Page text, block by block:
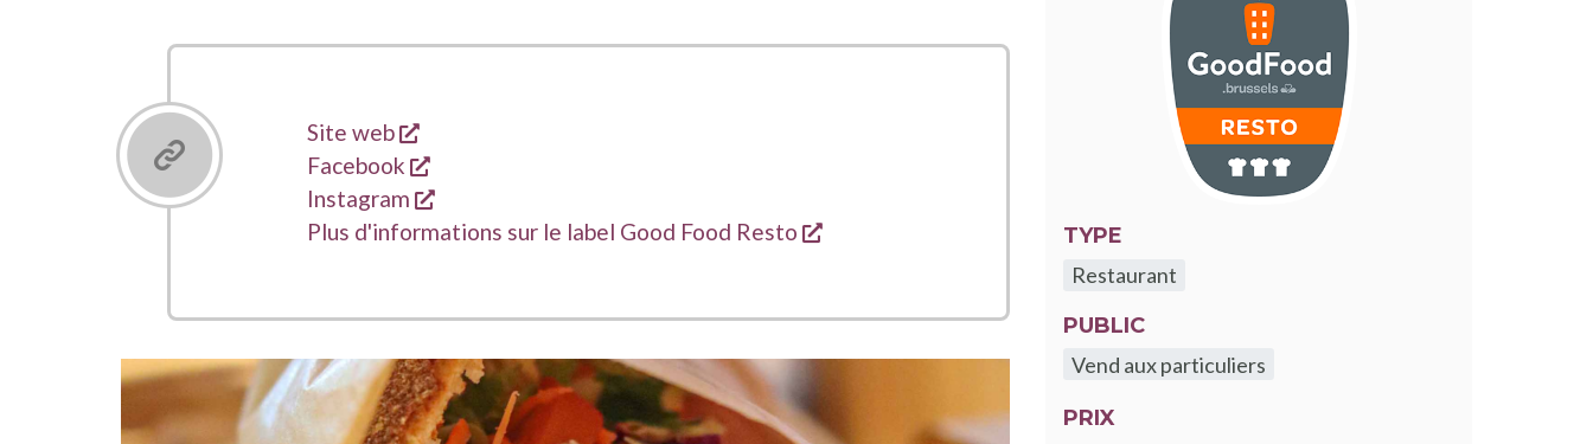
Liens
Site web
s'ouvre dans une nouvelle fenêtre
Facebook
s'ouvre dans une nouvelle fenêtre
Instagram
s'ouvre dans une nouvelle fenêtre
Plus d'informations sur le label Good Food Resto
s'ouvre dans une nouvelle fenêtre
TYPE
Restaurant
PUBLIC
Vend aux particuliers
PRIX